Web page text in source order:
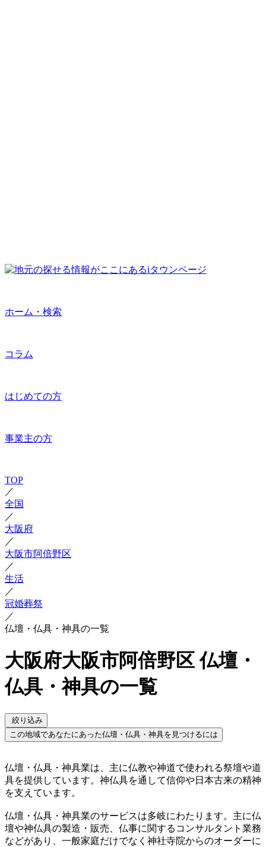
ホーム・検索
コラム
はじめての方
事業主の方
TOP
／
全国
／
大阪府
／
大阪市阿倍野区
／
生活
／
冠婚葬祭
／
仏壇・仏具・神具の一覧
大阪府大阪市阿倍野区 仏壇・
仏具・神具の一覧
絞り込み
この地域であなたにあった仏壇・仏具・神具を見つけるには
仏壇・仏具・神具業は、主に仏教や神道で使われる祭壇や道
具を提供しています。神仏具を通して信仰や日本古来の精神
を支えています。
仏壇・仏具・神具業のサービスは多岐にわたります。主に仏
壇や神仏具の製造・販売、仏事に関するコンサルタント業務
などがあり、一般家庭だけでなく神社寺院からのオーダーに